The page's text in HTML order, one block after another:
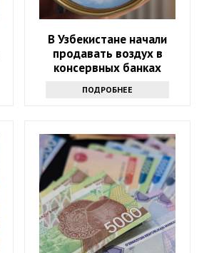
В Узбекистане начали
продавать воздух в
консервных банках
ПОДРОБНЕЕ